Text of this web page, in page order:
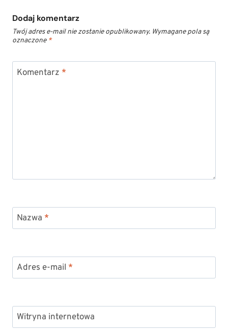
Dodaj komentarz
Twój adres e-mail nie zostanie opublikowany. Wymagane pola są
oznaczone *
Komentarz *
Nazwa *
Adres e-mail *
Witryna internetowa